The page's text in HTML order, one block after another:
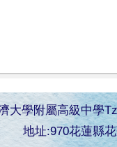
大學附屬高級中學
地址:970花蓮縣